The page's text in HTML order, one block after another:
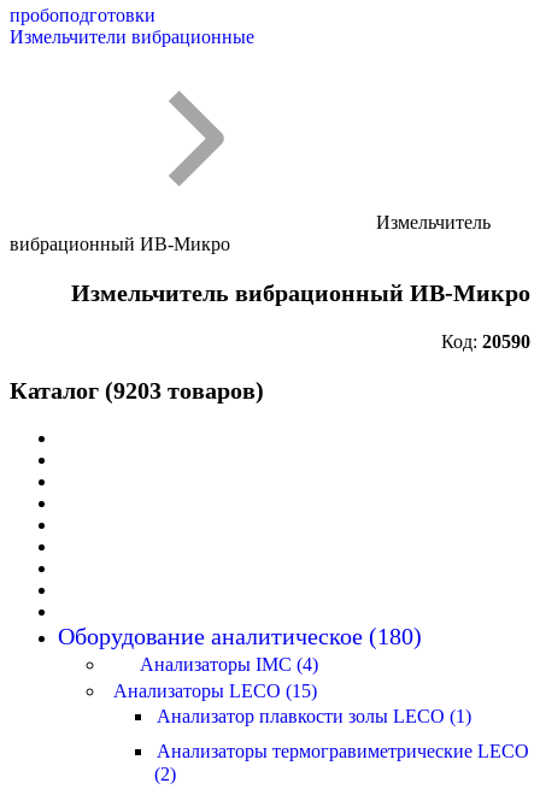
пробоподготовки
Измельчители вибрационные
Измельчитель
вибрационный ИВ-Микро
Измельчитель вибрационный ИВ-Микро
Код: 20590
Каталог (9203 товаров)
Оборудование аналитическое (180)
Анализаторы IMC (4)
Анализаторы LECO (15)
Анализатор плавкости золы LECO (1)
Анализаторы термогравиметрические LECO
(2)